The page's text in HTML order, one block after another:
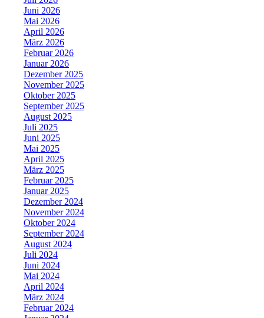
Juni 2026
Mai 2026
April 2026
März 2026
Februar 2026
Januar 2026
Dezember 2025
November 2025
Oktober 2025
September 2025
August 2025
Juli 2025
Juni 2025
Mai 2025
April 2025
März 2025
Februar 2025
Januar 2025
Dezember 2024
November 2024
Oktober 2024
September 2024
August 2024
Juli 2024
Juni 2024
Mai 2024
April 2024
März 2024
Februar 2024